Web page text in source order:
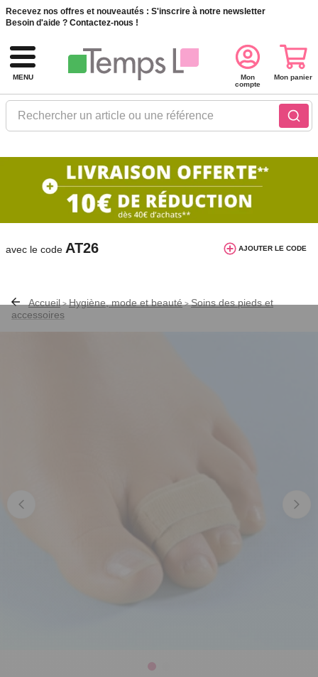
Recevez nos offres et nouveautés : S'inscrire à notre newsletter
Besoin d'aide ? Contactez-nous !
MENU
Rechercher un article ou une référence
Mon
compte
Mon panier
10€ de réduction dès 40€ d'achat. Offre
valable du 03/08/2026 au 12/08/2026.
avec le code AT26 AJOUTER LE CODE
Accueil>Hygiène, mode et beauté>Soins des pieds et
accessoires